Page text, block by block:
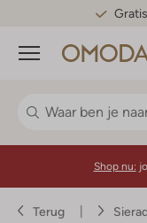
Menu
Shop nu:
Terug